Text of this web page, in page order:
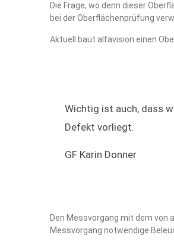
Die Frage, wo denn dieser
bei der Oberflächenprüfung
Aktuell baut alfavision einen
Wichtig ist auch, dass
Defekt vorliegt.
GF Karin Donner
Den Messvorgang mit dem von
Messvorgang notwendige